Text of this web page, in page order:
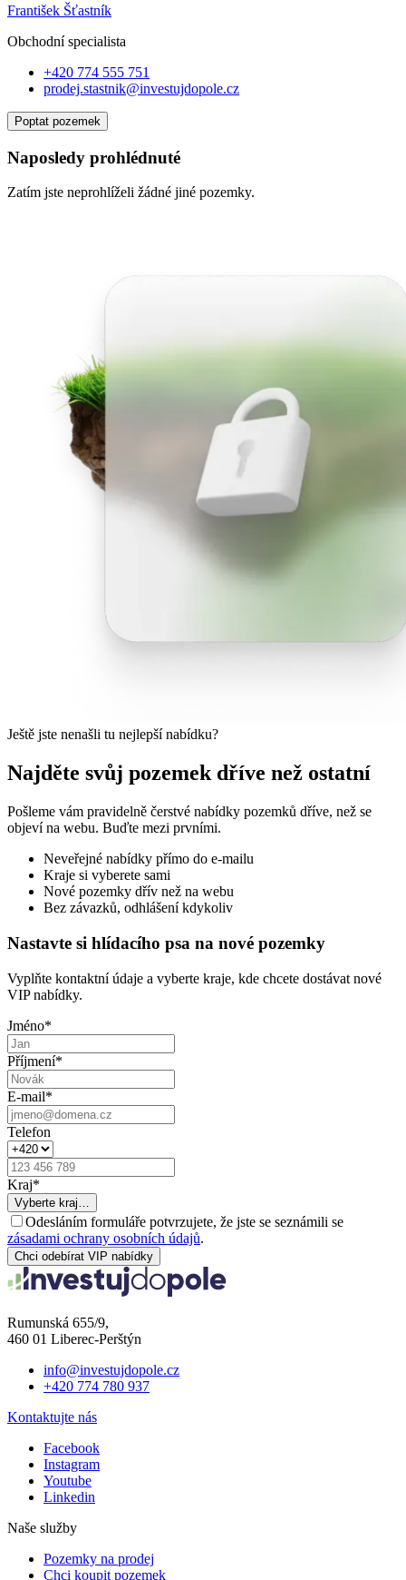
František Šťastník
Obchodní specialista
+420 774 555 751
prodej.stastnik@investujdopole.cz
Poptat pozemek
Naposledy prohlédnuté
Zatím jste neprohlíželi žádné jiné pozemky.
Ještě jste nenašli tu nejlepší nabídku?
Najděte svůj pozemek dříve než ostatní
Pošleme vám pravidelně čerstvé nabídky pozemků dříve, než se
objeví na webu. Buďte mezi prvními.
Neveřejné nabídky přímo do e-mailu
Kraje si vyberete sami
Nové pozemky dřív než na webu
Bez závazků, odhlášení kdykoliv
Nastavte si hlídacího psa na nové pozemky
Vyplňte kontaktní údaje a vyberte kraje, kde chcete dostávat nové
VIP nabídky.
Jméno*
Příjmení*
E-mail*
Telefon
Kraj*
Vyberte kraj…
Odesláním formuláře potvrzujete, že jste se seznámili se
zásadami ochrany osobních údajů.
Chci odebírat VIP nabídky
Rumunská 655/9,
460 01 Liberec-Perštýn
info@investujdopole.cz
+420 774 780 937
Kontaktujte nás
Facebook
Instagram
Youtube
Linkedin
Naše služby
Pozemky na prodej
Chci koupit pozemek